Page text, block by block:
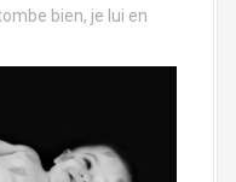
bien, je lui en